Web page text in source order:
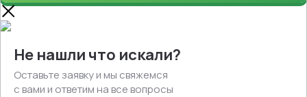
Не нашли что искали?
Оставьте заявку и мы свяжемся
с вами и ответим на все вопросы